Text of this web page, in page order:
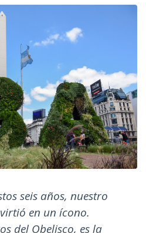
seis años, nuestro
en un ícono.
del Obelisco, es la